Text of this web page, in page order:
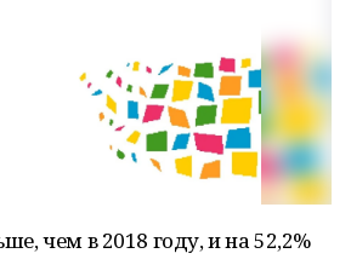
чем в 2018 году, и на 52,2%